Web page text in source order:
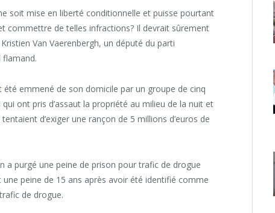
soit mise en liberté conditionnelle et puisse pourtant
commettre de telles infractions? Il devrait sûrement
Van Vaerenbergh, un député du parti
flamand.
été emmené de son domicile par un groupe de cinq
ont pris d’assaut la propriété au milieu de la nuit et
d’exiger une rançon de 5 millions d’euros de
a purgé une peine de prison pour trafic de drogue
peine de 15 ans après avoir été identifié comme
de drogue.